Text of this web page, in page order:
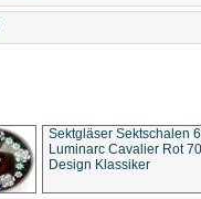
Sektgläser Sektschalen
Luminarc Cavalier Rot
Design Klassiker